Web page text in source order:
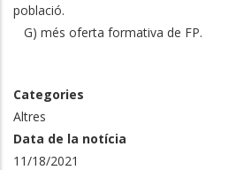
població.
G) més oferta formativa de FP.
Categories
Altres
Data de la notícia
11/18/2021